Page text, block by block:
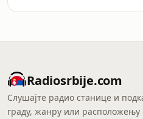
Radiosrbije.com
Слушајте радио станице и
граду, жанру или